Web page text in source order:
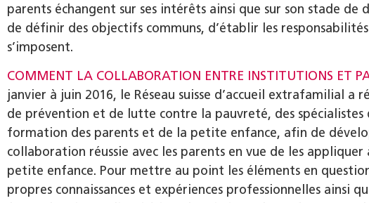
parents échangent sur ses intérêts ainsi que sur son stade
de définir des objectifs communs, d’établir les
s’imposent.
COMMENT LA COLLABORATION ENTRE INSTITUTIONS ET
janvier à juin 2016, le Réseau suisse d’accueil extrafamilial a
de prévention et de lutte contre la pauvreté, des
formation des parents et de la petite enfance, afin de
collaboration réussie avec les parents en vue de les
petite enfance. Pour mettre au point les éléments en
propres connaissances et expériences professionnelles ainsi